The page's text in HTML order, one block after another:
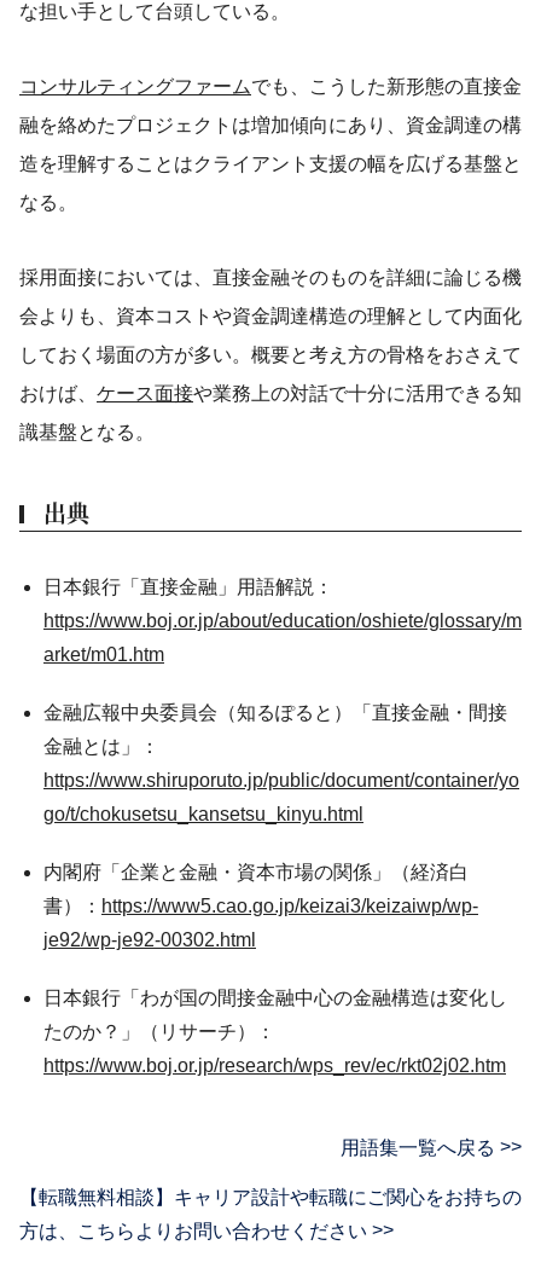
な担い手として台頭している。
コンサルティングファームでも、こうした新形態の直接金
融を絡めたプロジェクトは増加傾向にあり、資金調達の構
造を理解することはクライアント支援の幅を広げる基盤と
なる。
採用面接においては、直接金融そのものを詳細に論じる機
会よりも、資本コストや資金調達構造の理解として内面化
しておく場面の方が多い。概要と考え方の骨格をおさえて
おけば、 ケース面接や業務上の対話で十分に活用できる知
識基盤となる。
出典
日本銀行「直接金融」用語解説：
https://www.boj.or.jp/about/education/oshiete/glossary/m
arket/m01.htm
金融広報中央委員会（知るぽると）「直接金融・間接
金融とは」：
https://www.shiruporuto.jp/public/document/container/yo
go/t/chokusetsu_kansetsu_kinyu.html
内閣府「企業と金融・資本市場の関係」（経済白
書）： https://www5.cao.go.jp/keizai3/keizaiwp/wp-
je92/wp-je92-00302.html
日本銀行「わが国の間接金融中心の金融構造は変化し
たのか？」（リサーチ）：
https://www.boj.or.jp/research/wps_rev/ec/rkt02j02.htm
用語集一覧へ戻る
【転職無料相談】キャリア設計や転職にご関心をお持ちの
方は、
こちらよりお問い合わせください